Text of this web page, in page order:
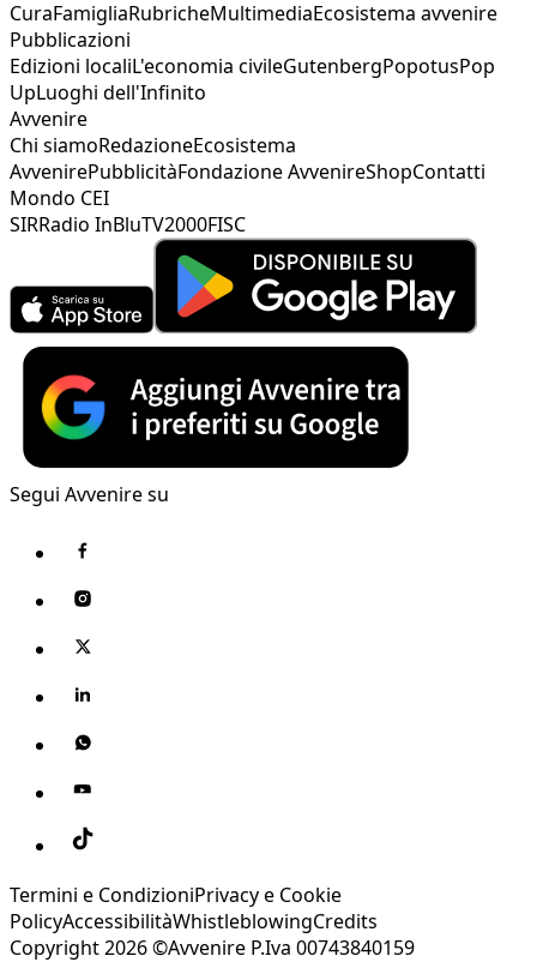
CuraFamigliaRubricheMultimediaEcosistema avvenire
Pubblicazioni
Edizioni localiL'economia civileGutenbergPopotusPop
UpLuoghi dell'Infinito
Avvenire
Chi siamoRedazioneEcosistema
AvvenirePubblicitàFondazione AvvenireShopContatti
Mondo CEI
SIRRadio InBluTV2000FISC
Segui Avvenire su
Termini e CondizioniPrivacy e Cookie
PolicyAccessibilitàWhistleblowingCredits
Copyright 2026 ©Avvenire P.Iva 00743840159